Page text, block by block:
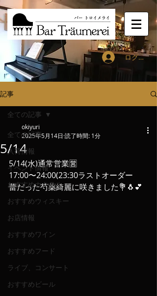
ログイン
記事
全ての記事
入荷情報
イベント情報
おすすめカクテル
おすすめウィスキー
お店情報
おすすめワイン
おすすめフード
ライブ、コンサート
おすすめビール
全ての記事
5/14
okiyuri
2025年5月14日 読了時間: 1分
5/14(水)通常営業🈺
17:00〜24:00(23:30ラストオーダー
蕾だった芍薬綺麗に咲きました💐🐧💕